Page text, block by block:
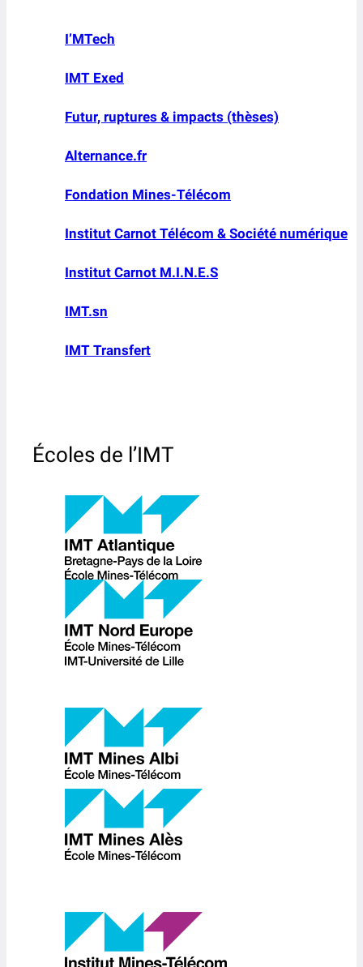
I’MTech
IMT Exed
Futur, ruptures & impacts (thèses)
Alternance.fr
Fondation Mines-Télécom
Institut Carnot Télécom & Société numérique
Institut Carnot M.I.N.E.S
IMT.sn
IMT Transfert
Écoles de l’IMT